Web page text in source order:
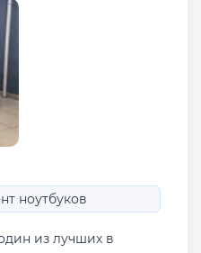
ноутбуков
из лучших в